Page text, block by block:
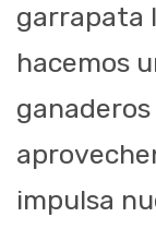
garrapata
hacemos
impulsa